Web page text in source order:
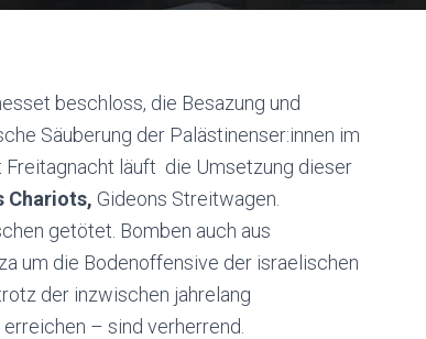
beschloss, die Besazung und
Säuberung der Palästinenser:innen im
Freitagnacht läuft die Umsetzung dieser
Chariots, Gideons Streitwagen.
getötet. Bomben auch aus
um die Bodenoffensive der israelischen
der inzwischen jahrelang
– sind verherrend.